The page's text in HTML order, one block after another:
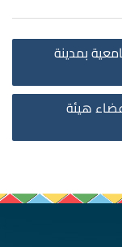
بمدينة
هيئة